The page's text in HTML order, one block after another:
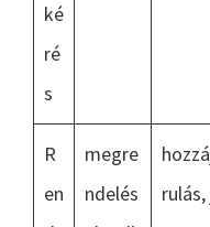
ké
ré
s
R
en
megre
ndelés
rulás,